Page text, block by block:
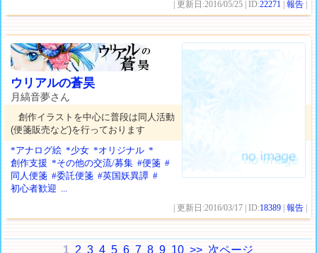
| 更新日:2016/05/25 | ID:22271 |報告
ウリアルの蒼昊
月縞音夢さん
創作イラストを中心に普段は同人活動
(便箋販売など)を行っております
*アナログ絵 *少女 *オリジナル *
創作支援 *その他の交流/募集 #便箋 #
同人便箋 #委託便箋 #英国妖異譚 #
初心者歓迎 ...
| 更新日:2016/03/17 | ID:18389 |報告
1 2 3 4 5 6 7 8 9 10 >> 次ページ